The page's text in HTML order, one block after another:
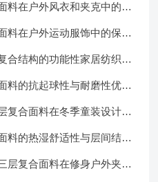
料在户外风衣和夹克中的应
料在户外运动服饰中的保暖
合结构的功能性家居纺织品
料的抗起球性与耐磨性优化
复合面料在冬季童装设计中
料的热湿舒适性与层间结合
层复合面料在修身户外夹克